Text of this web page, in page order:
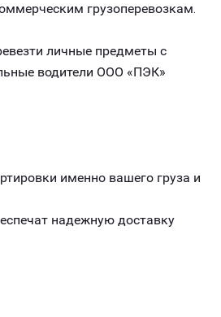
грузоперевозкам.
личные предметы с
водители ООО «ПЭК»
именно вашего груза и
надежную доставку